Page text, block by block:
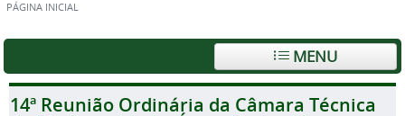
PÁGINA INICIAL
MENU
14ª Reunião Ordinária da Câmara Técnica